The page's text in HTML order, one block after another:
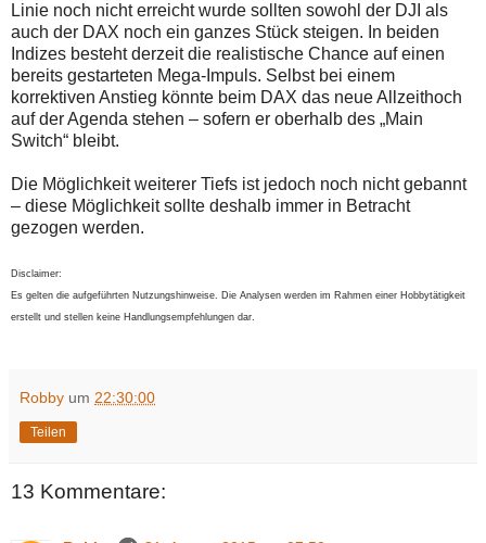
Linie noch nicht erreicht wurde sollten sowohl der DJI als
auch der DAX noch ein ganzes Stück steigen. In beiden
Indizes besteht derzeit die realistische Chance auf einen
bereits gestarteten Mega-Impuls. Selbst bei einem
korrektiven Anstieg könnte beim DAX das neue Allzeithoch
auf der Agenda stehen – sofern er oberhalb des „Main
Switch“ bleibt.
Die Möglichkeit weiterer Tiefs ist jedoch noch nicht gebannt
– diese Möglichkeit sollte deshalb immer in Betracht
gezogen werden.
Disclaimer:
Es gelten die aufgeführten Nutzungshinweise. Die Analysen werden im Rahmen einer Hobbytätigkeit
erstellt und stellen keine Handlungsempfehlungen dar.
Robby um 22:30:00
Teilen
13 Kommentare: